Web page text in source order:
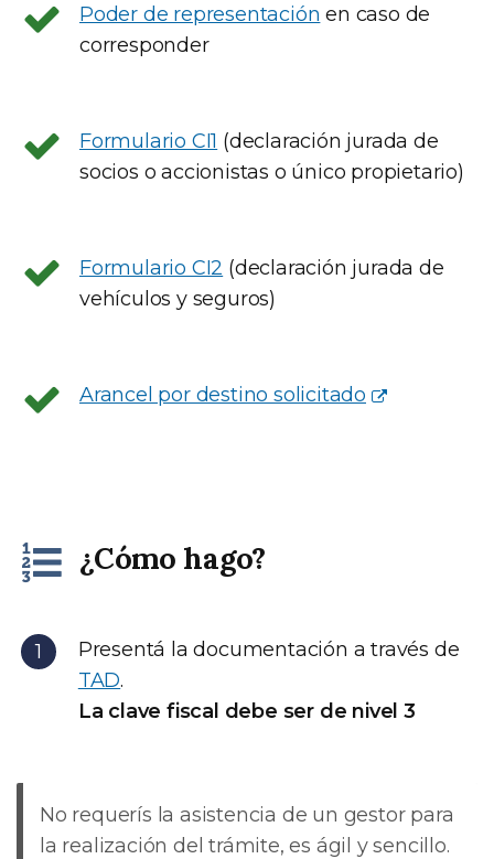
Poder de representación en caso de
corresponder
Formulario CI1 (declaración jurada de
socios o accionistas o único propietario)
Formulario CI2 (declaración jurada de
vehículos y seguros)
Arancel por destino solicitado
¿Cómo hago?
Presentá la documentación a través de
TAD.
La clave fiscal debe ser de nivel 3
No requerís la asistencia de un gestor para
la realización del trámite, es ágil y sencillo.